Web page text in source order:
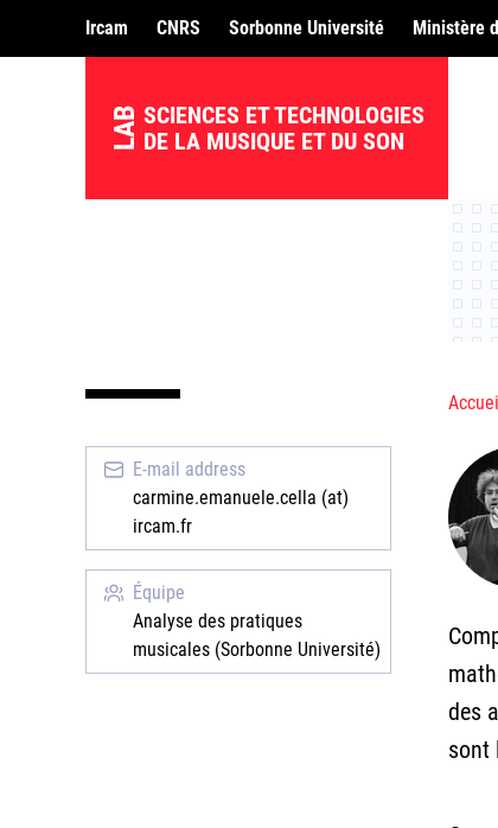
LAB SCIENCES ET TECHNOLOGIES
DE LA MUSIQUE ET DU SON
Ircam CNRS Sorbonne Université Ministère
E-mail address
carmine.emanuele.cella (at)
ircam.fr
Équipe
Analyse des pratiques
musicales (Sorbonne Université)
des
sont